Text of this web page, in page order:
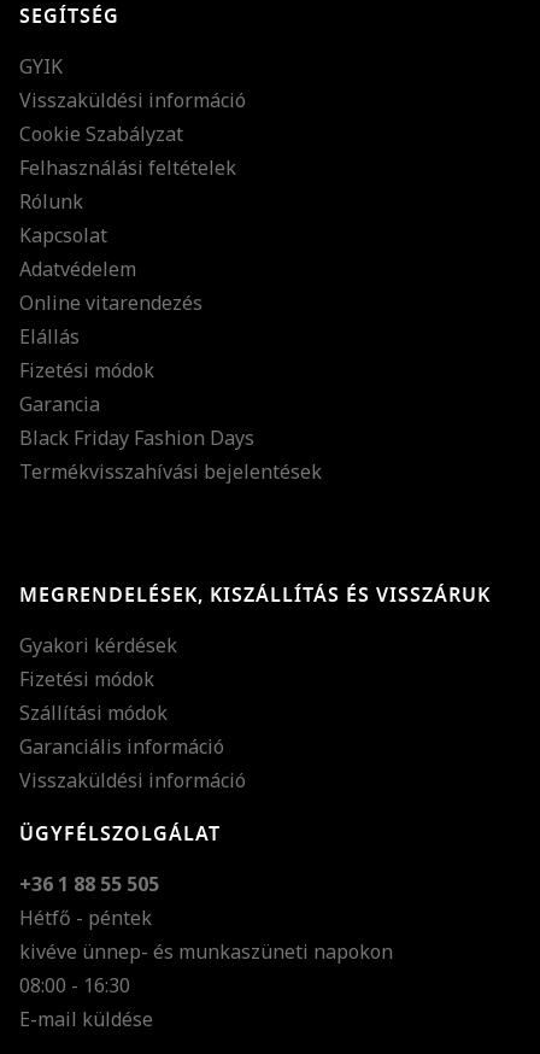
SEGÍTSÉG
GYIK
Visszaküldési információ
Cookie Szabályzat
Felhasználási feltételek
Rólunk
Kapcsolat
Adatvédelem
Online vitarendezés
Elállás
Fizetési módok
Garancia
Black Friday Fashion Days
Termékvisszahívási bejelentések
MEGRENDELÉSEK, KISZÁLLÍTÁS ÉS VISSZÁRUK
Gyakori kérdések
Fizetési módok
Szállítási módok
Garanciális információ
Visszaküldési információ
ÜGYFÉLSZOLGÁLAT
+36 1 88 55 505
Hétfő - péntek
kivéve ünnep- és munkaszüneti napokon
08:00 - 16:30
E-mail küldése